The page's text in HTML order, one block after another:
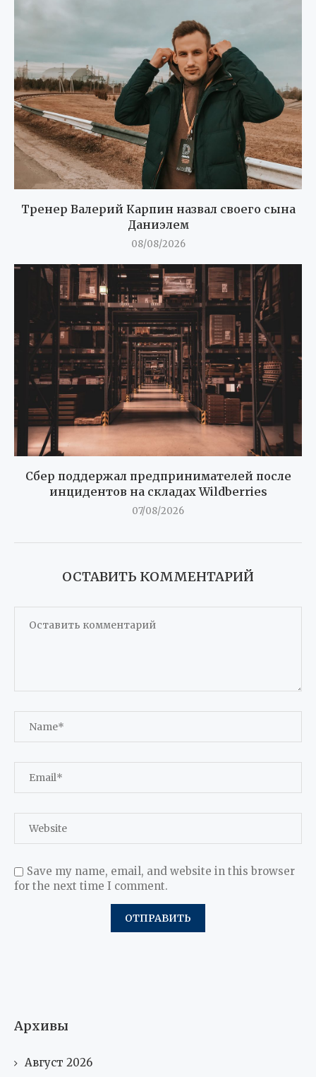
Тренер Валерий Карпин назвал своего сына
Даниэлем
08/08/2026
Сбер поддержал предпринимателей после
инцидентов на складах Wildberries
07/08/2026
ОСТАВИТЬ КОММЕНТАРИЙ
Save my name, email, and website in this browser
for the next time I comment.
Архивы
Август 2026